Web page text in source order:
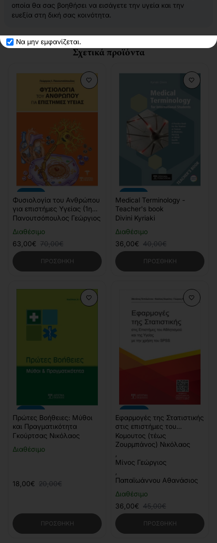
Να μην εμφανίζεται.
οποία θα σας βοηθήσει να εισάγετε την υγεία και την
ευεξία στη δική σας κοινότητα.
Σχετικά προϊόντα
Διαθέσιμο
Φυσιολογία του Ανθρώπου
για επιστήμες Υγείας (1η
Έκδοση)
Πανουτσόπουλος Γεώργιος
63,00€ 70,00€
ΠΡΟΣΘΉΚΗ
Διαθέσιμο
Medical Terminology -
Teacher's book
Divini Kyriaki
36,00€ 40,00€
ΠΡΟΣΘΉΚΗ
Διαθέσιμο
Πρώτες Βοήθειες: Μύθοι
και Πραγματικότητα
Γκούρτσας Νικόλαος
18,00€ 20,00€
ΠΡΟΣΘΉΚΗ
Διαθέσιμο
Εφαρμογές της Στατιστικής
στις επιστήμες του
Αθλητισμού & της Υγείας
Κομουτος (τέως
Ζουρμπάνος) Νικόλαος
Μίνος Γεώργιος
Παπαϊωάννου Αθανάσιος
36,00€ 45,00€
ΠΡΟΣΘΉΚΗ